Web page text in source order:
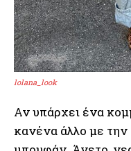
lolana_look
Αν υπάρχει ένα
κανένα άλλο με την